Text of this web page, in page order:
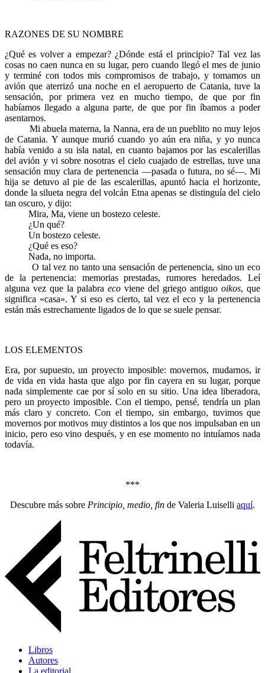
RAZONES DE SU NOMBRE
¿Qué es volver a empezar? ¿Dónde está el principio? Tal vez las
cosas no caen nunca en su lugar, pero cuando llegó el mes de junio
y terminé con todos mis compromisos de trabajo, y tomamos un
avión que aterrizó una noche en el aeropuerto de Catania, tuve la
sensación, por primera vez en mucho tiempo, de que por fin
habíamos llegado a alguna parte, de que por fin íbamos a poder
asentarnos.
Mi abuela materna, la Nanna, era de un pueblito no muy lejos
de Catania. Y aunque murió cuando yo aún era niña, y yo nunca
había venido a su isla natal, en cuanto bajamos por las escalerillas
del avión y vi sobre nosotras el cielo cuajado de estrellas, tuve una
sensación muy clara de pertenencia —pasada o futura, no sé—. Mi
hija se detuvo al pie de las escalerillas, apuntó hacia el horizonte,
donde la silueta negra del volcán Etna apenas se distinguía del cielo
tan oscuro, y dijo:
Mira, Ma, viene un bostezo celeste.
¿Un qué?
Un bostezo celeste.
¿Qué es eso?
Nada, no importa.
O tal vez no tanto una sensación de pertenencia, sino un eco
de la pertenencia: memorias prestadas, rumores heredados. Leí
alguna vez que la palabra eco viene del griego antiguo oikos, que
significa «casa». Y si eso es cierto, tal vez el eco y la pertenencia
están más estrechamente ligados de lo que se suele pensar.
LOS ELEMENTOS
Era, por supuesto, un proyecto imposible: movernos, mudarnos, ir
de vida en vida hasta que algo por fin cayera en su lugar, porque
nada simplemente cae por sí solo en su sitio. Una idea liberadora,
pero un proyecto imposible. Con el tiempo, pensé, tendría un plan
más claro y concreto. Con el tiempo, sin embargo, tuvimos que
movernos por motivos muy distintos a los que nos impulsaban en un
inicio, pero eso vino después, y en ese momento no intuíamos nada
todavía.
***
Descubre más sobre Principio, medio, fin de Valeria Luiselli aquí.
Libros
Autores
La editorial